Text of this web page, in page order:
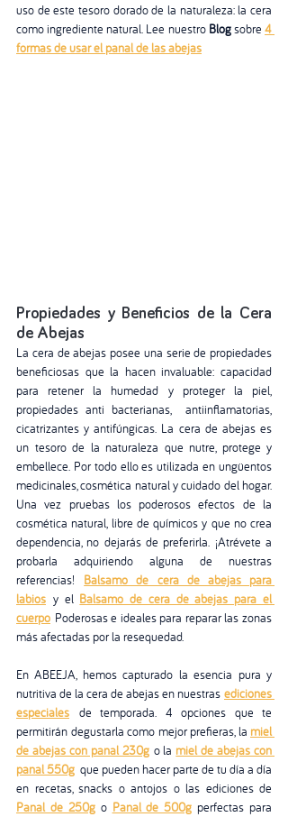
uso de este tesoro dorado de la naturaleza: la cera
como ingrediente natural. Lee nuestro Blog sobre 4
formas de usar el panal de las abejas
Propiedades y Beneficios de la Cera
de Abejas
La cera de abejas posee una serie de propiedades
beneficiosas que la hacen invaluable: capacidad
para retener la humedad y proteger la piel,
propiedades anti bacterianas,  antiinflamatorias,
cicatrizantes y antifúngicas. La cera de abejas es
un tesoro de la naturaleza que nutre, protege y
embellece. Por todo ello es utilizada en ungüentos
medicinales, cosmética natural y cuidado del hogar.
Una vez pruebas los poderosos efectos de la
cosmética natural, libre de químicos y que no crea
dependencia, no dejarás de preferirla. ¡Atrévete a
probarla adquiriendo alguna de nuestras
referencias!
Balsamo de cera de abejas para
labios y el Balsamo de cera de abejas para el
cuerpo Poderosas e ideales para reparar las zonas
más afectadas por la resequedad.
En ABEEJA, hemos capturado la esencia pura y
nutritiva de la cera de abejas en nuestras ediciones
especiales de temporada. 4 opciones que te
permitirán degustarla como mejor prefieras, la miel
de abejas con panal 230g o la miel de abejas con
panal 550g
  que pueden hacer parte de tu día a día
Panal de 250g o Panal de 500g perfectas para